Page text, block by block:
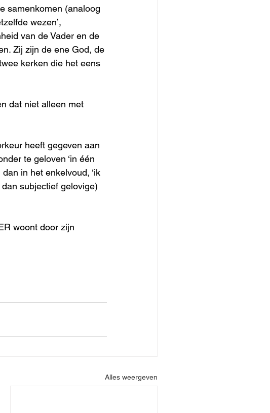
samenkomen (analoog
wezen’,
van de Vader en de
Zij zijn de ene God, de
kerken die het eens
dat niet alleen met
heeft gegeven aan
te geloven ‘in één
in het enkelvoud, ‘ik
subjectief gelovige)
woont door zijn
Alles weergeven